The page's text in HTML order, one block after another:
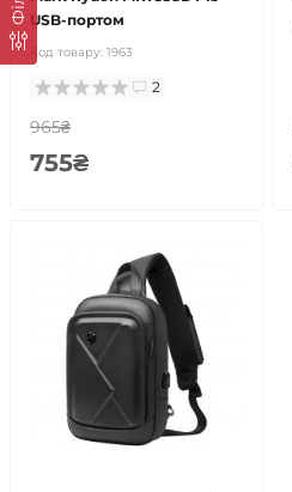
USB-портом
Код товару: 1963
2
965₴
755₴